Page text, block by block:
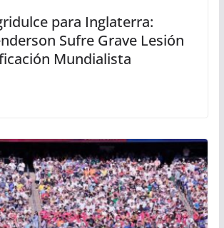
para Inglaterra:
Sufre Grave Lesión
Mundialista